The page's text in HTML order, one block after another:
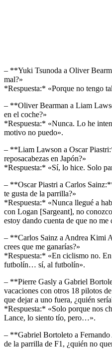
– **Yuki Tsunoda a Oliver
mal?»
*Respuesta:* «Porque no tengo
– **Oliver Bearman a Liam
en el coche?»
*Respuesta:* «Nunca. Lo he
motivo no puedo».
– **Liam Lawson a Oscar
reposacabezas en Japón?»
*Respuesta:* «Sí, lo hice. Solo
– **Oscar Piastri a Carlos
te gusta de la parrilla?»
*Respuesta:* «Nunca llegué a
con Logan [Sargeant], no
estoy dando cuenta de que no me
– **Carlos Sainz a Andrea Kimi
crees que me ganarías?»
*Respuesta:* «En ciclismo no.
futbolín… sí, al futbolín».
– **Pierre Gasly a Gabriel
vacaciones con otros 18 pilotos
que dejar a uno fuera, ¿quién
*Respuesta:* «Solo porque nos
Lance, lo siento tío, pero…».
– **Gabriel Bortoleto a
de la parrilla de F1, ¿quién no